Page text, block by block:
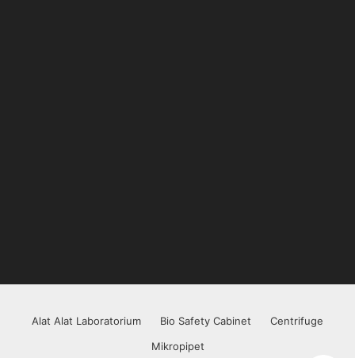
Alat Alat Laboratorium Bio Safety Cabinet
Centrifuge
Mikropipet